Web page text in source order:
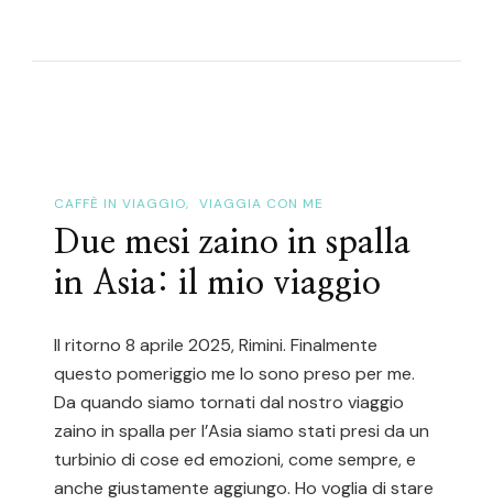
CAFFÈ IN VIAGGIO VIAGGIA CON ME
Due mesi zaino in spalla
in Asia: il mio viaggio
Il ritorno 8 aprile 2025, Rimini. Finalmente
questo pomeriggio me lo sono preso per me.
Da quando siamo tornati dal nostro viaggio
zaino in spalla per l’Asia siamo stati presi da un
turbinio di cose ed emozioni, come sempre, e
anche giustamente aggiungo. Ho voglia di stare